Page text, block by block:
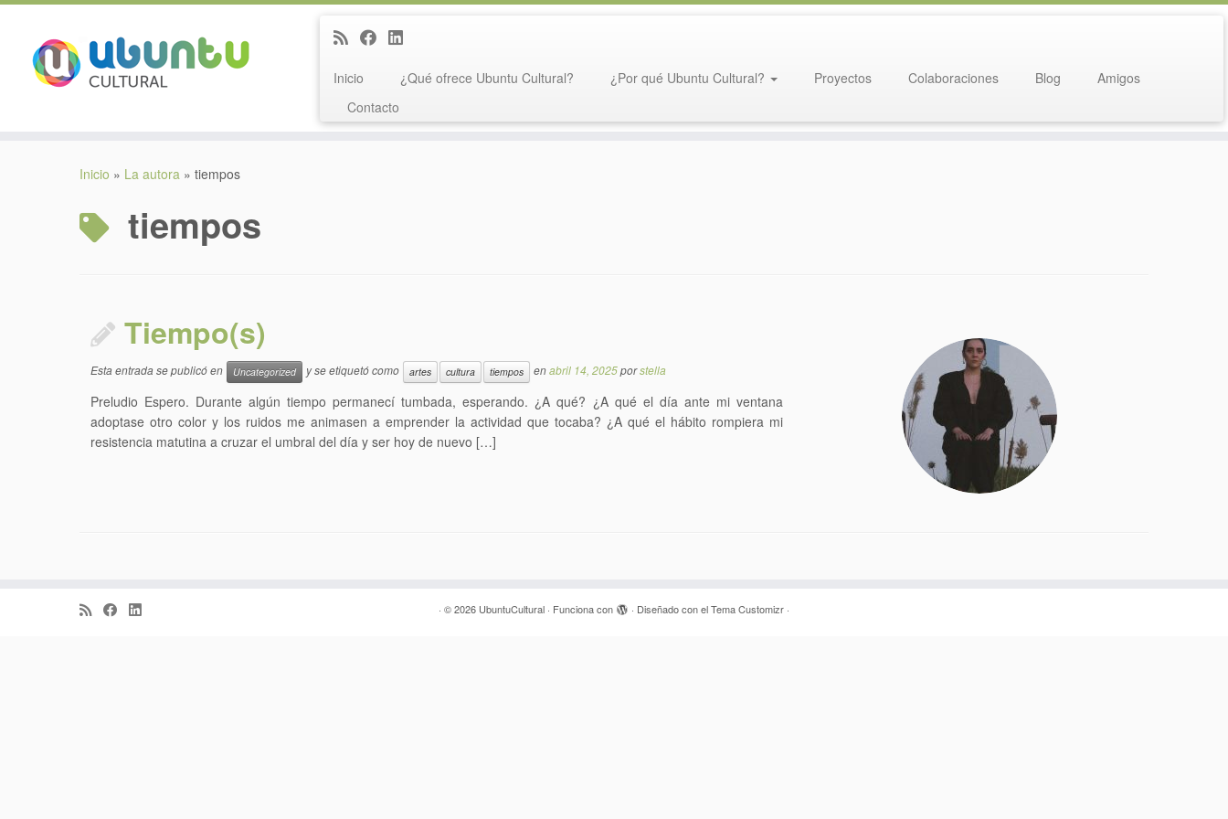
Inicio ¿Qué ofrece Ubuntu Cultural? ¿Por qué Ubuntu Cultural? Proyectos Colaboraciones Blog
Amigos
Contacto
Inicio » La autora » tiempos
tiempos
Tiempo(s)
Esta entrada se publicó en Uncategorized y se etiquetó como artes cultura tiempos enabril 14, 2025porstella
Preludio Espero. Durante algún tiempo permanecí tumbada, esperando. ¿A qué? ¿A qué el día ante mi ventana
adoptase otro color y los ruidos me animasen a emprender la actividad que tocaba? ¿A qué el hábito rompiera mi
resistencia matutina a cruzar el umbral del día y ser hoy de nuevo […]
· © 2026 UbuntuCultural · Funciona con · Diseñado con elTema Customizr ·